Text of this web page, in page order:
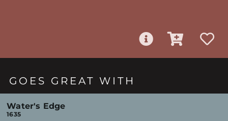
GOES GREAT WITH
Water's Edge
1635